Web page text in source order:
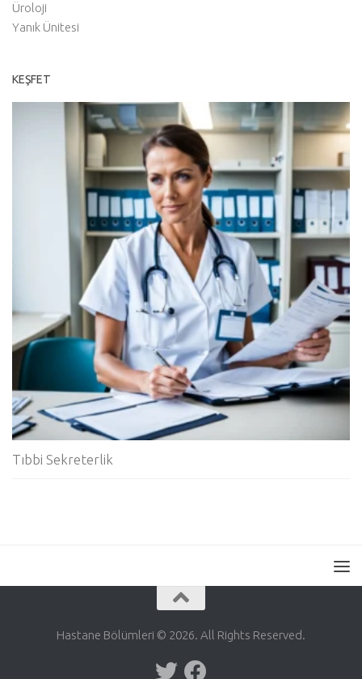
Üroloji
Yanık Ünitesi
KEŞFET
Tıbbi Sekreterlik
Hastane Bölümleri © 2026. All Rights Reserved.